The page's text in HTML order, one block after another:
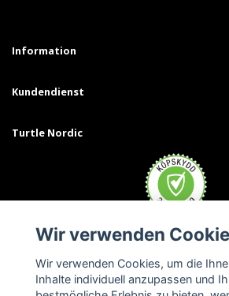
Information
Kundendienst
Turtle Nordic
Wir verwenden
Wir verwenden Cookies, um die
Inhalte individuell anzupassen und